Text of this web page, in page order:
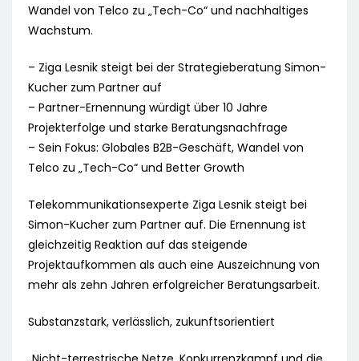
Wandel von Telco zu „Tech-Co“ und nachhaltiges
Wachstum.
– Ziga Lesnik steigt bei der Strategieberatung Simon-
Kucher zum Partner auf
– Partner-Ernennung würdigt über 10 Jahre
Projekterfolge und starke Beratungsnachfrage
– Sein Fokus: Globales B2B-Geschäft, Wandel von
Telco zu „Tech-Co“ und Better Growth
Telekommunikationsexperte Ziga Lesnik steigt bei
Simon-Kucher zum Partner auf. Die Ernennung ist
gleichzeitig Reaktion auf das steigende
Projektaufkommen als auch eine Auszeichnung von
mehr als zehn Jahren erfolgreicher Beratungsarbeit.
Substanzstark, verlässlich, zukunftsorientiert